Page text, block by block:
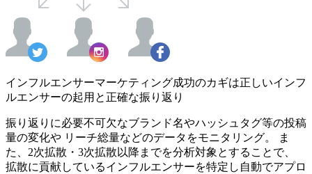
インフルエンサーマーケティング成功のカギは正しいインフ
ルエンサーの起用と正確な振り返り
振り返りに必要不可欠なブランド名やハッシュタグ等の投稿
量の変化や リーチ総量などのデータをモニタリング。 ま
た、2次拡散・3次拡散以降までを分析対象とすることで、
拡散に貢献しているインフルエンサーを特定し自動でアプロ